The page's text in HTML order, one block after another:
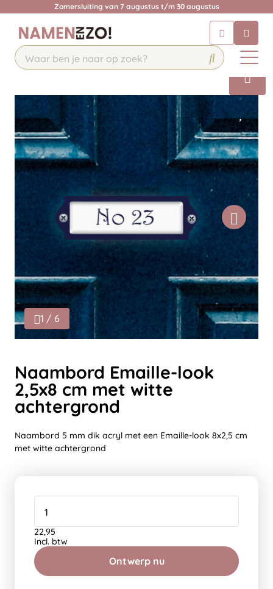
Zomersluiting van 7 augustus t/m 30 augustus
Chat 24/7 met onze chatbot voor
hulp
Contact
1 / 6
Naambord Emaille-look
2,5x8 cm met witte
achtergrond
Naambord 5 mm dik acryl met een Emaille-look 8x2,5 cm
met witte achtergrond
Ontwerp nu
22,95
Incl. btw